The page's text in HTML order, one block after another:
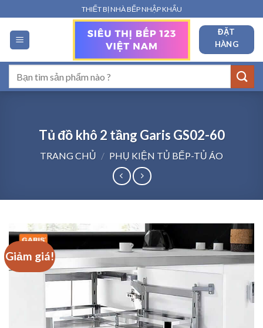
qua
nội
dung
THIẾT BỊ NHÀ BẾP NHẬP KHẨU
ĐẶT
HÀNG
kiếm:
Tủ đồ khô 2 tầng Garis GS02-60
TRANG CHỦ / PHỤ KIỆN TỦ BẾP-TỦ ÁO
Giảm giá!